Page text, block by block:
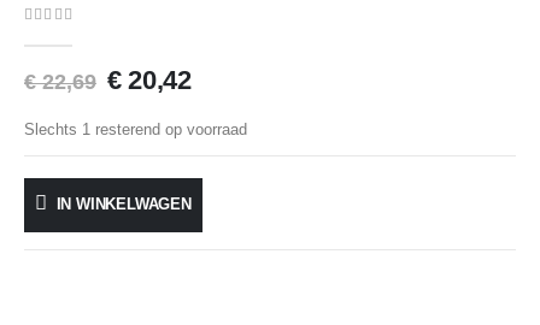
€22,69 €20,42
Slechts 1 resterend op voorraad
IN WINKELWAGEN